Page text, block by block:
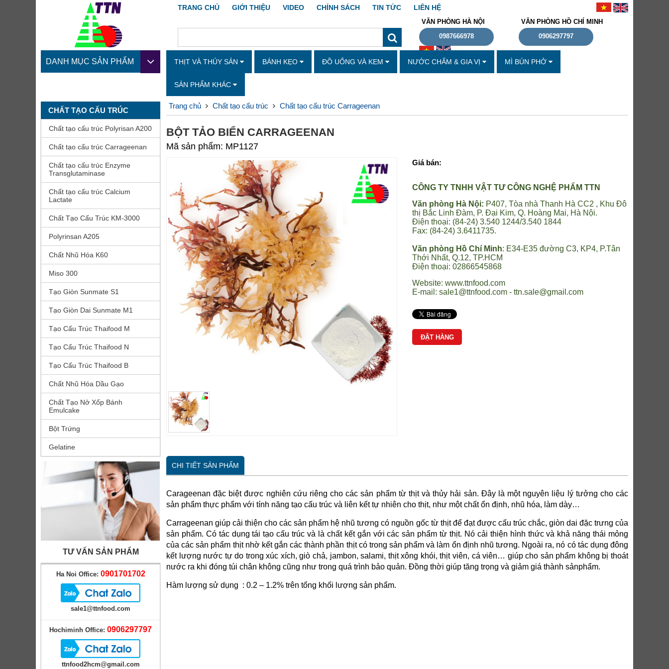
TRANG CHỦ GIỚI THIỆU VIDEO CHÍNH SÁCH TIN TỨC LIÊN HỆ
VĂN PHÒNG HÀ NỘI
0987666978
VĂN PHÒNG HỒ CHÍ MINH
0906297797
DANH MỤC SẢN PHẨM THỊT VÀ THỦY SẢN BÁNH KẸO ĐỒ UỐNG VÀ KEM NƯỚC CHẤM & GIA VỊ MÌ BÚN PHỞ
SẢN PHẨM KHÁC
CHẤT TẠO CẤU TRÚC
Chất tạo cấu trúc Polyrisan A200
Chất tạo cấu trúc Carrageenan
Chất tạo cấu trúc Enzyme
Transglutaminase
Chất tạo cấu trúc Calcium
Lactate
Chất Tạo Cấu Trúc KM-3000
Polyrinsan A205
Chất Nhũ Hóa K60
Miso 300
Tạo Giòn Sunmate S1
Tạo Giòn Dai Sunmate M1
Tạo Cấu Trúc Thaifood M
Tạo Cấu Trúc Thaifood N
Tạo Cấu Trúc Thaifood B
Chất Nhũ Hóa Dầu Gạo
Chất Tạo Nở Xốp Bánh
Emulcake
Bột Trứng
Gelatine
TƯ VẤN SẢN PHẨM
Ha Noi Office: 0901701702
sale1@ttnfood.com
Hochiminh Office: 0906297797
ttnfood2hcm@gmail.com
Trang chủ Chất tạo cấu trúc Chất tạo cấu trúc Carrageenan
BỘT TẢO BIỂN CARRAGEENAN
Mã sản phẩm: MP1127
Giá bán:
CÔNG TY TNHH VẬT TƯ CÔNG NGHỆ PHẨM TTN
Văn phòng Hà Nội: P407, Tòa nhà Thanh Hà CC2 , Khu Đô
thị Bắc Linh Đàm, P. Đại Kim, Q. Hoàng Mai, Hà Nội.
Điện thoại: (84-24) 3.540 1244/3.540 1844
Fax: (84-24) 3.6411735.
Văn phòng Hồ Chí Minh: E34-E35 đường C3, KP4, P.Tân
Thới Nhất, Q.12, TP.HCM
Điện thoại: 02866545868
Website: www.ttnfood.com
E-mail: sale1@ttnfood.com - ttn.sale@gmail.com
ĐẶT HÀNG
CHI TIẾT SẢN PHẨM
Carageenan đặc biệt được nghiên cứu riêng cho các sản phẩm từ thịt và thủy hải sản. Đây là một nguyên liệu lý tưởng cho các
sản phẩm thực phẩm với tính năng tạo cấu trúc và liên kết tự nhiên cho thịt, như một chất ổn định, nhũ hóa, làm dày…
Carrageenan giúp cải thiện cho các sản phẩm hệ nhũ tương có nguồn gốc từ thịt để đạt được cấu trúc chắc, giòn dai đặc trưng của
sản phẩm. Có tác dụng tái tạo cấu trúc và là chất kết gắn với các sản phẩm từ thịt. Nó cải thiện hình thức và khả năng thái mỏng
của các sản phẩm thịt nhờ kết gắn các thành phần thịt có trong sản phẩm và làm ổn định nhũ tương. Ngoài ra, nó có tác dụng đông
kết lượng nước tự do trong xúc xích, giò chả, jambon, salami, thịt xông khói, thịt viên, cá viên… giúp cho sản phẩm không bị thoát
nước ra khi đóng túi chân không cũng như trong quá trình bảo quản. Đồng thời giúp tăng trọng và giảm giá thành sảnphẩm.
Hàm lượng sử dụng : 0.2 – 1.2% trên tổng khối lượng sản phẩm.